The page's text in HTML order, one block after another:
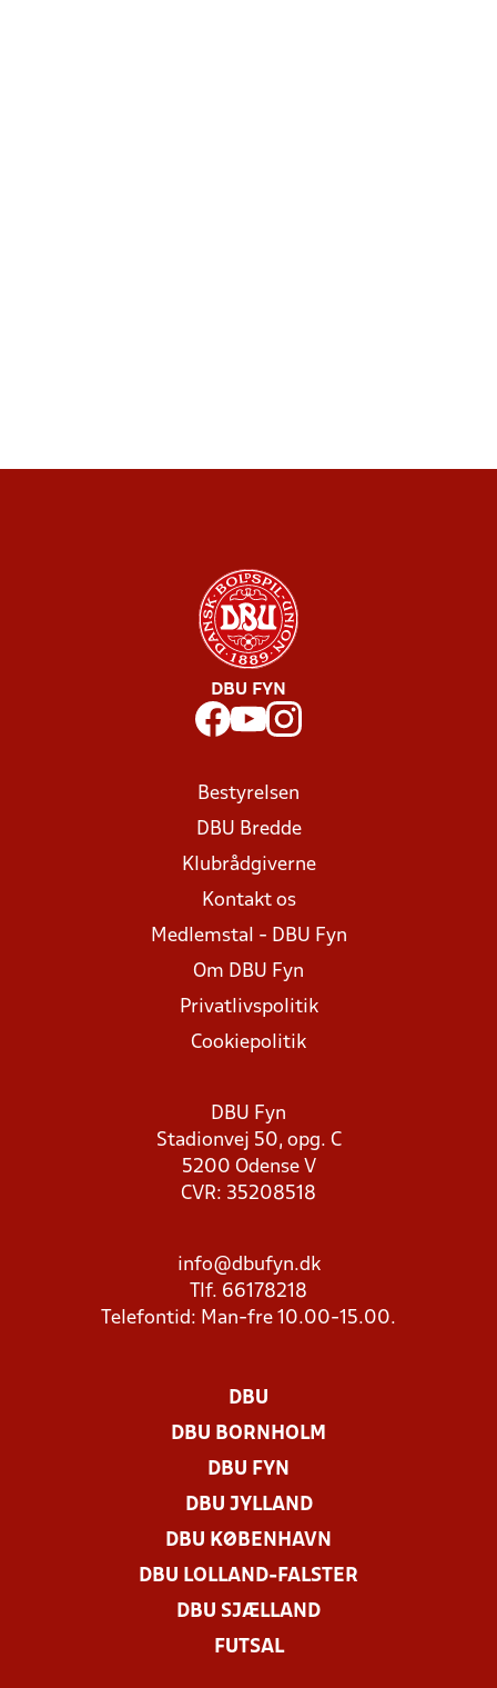
DBU FYN
Bestyrelsen
DBU Bredde
Klubrådgiverne
Kontakt os
Medlemstal - DBU Fyn
Om DBU Fyn
Privatlivspolitik
Cookiepolitik
DBU Fyn
Stadionvej 50, opg. C
5200 Odense V
CVR: 35208518
info@dbufyn.dk
Tlf. 66178218
Telefontid: Man-fre 10.00-15.00.
DBU
DBU BORNHOLM
DBU FYN
DBU JYLLAND
DBU KØBENHAVN
DBU LOLLAND-FALSTER
DBU SJÆLLAND
FUTSAL